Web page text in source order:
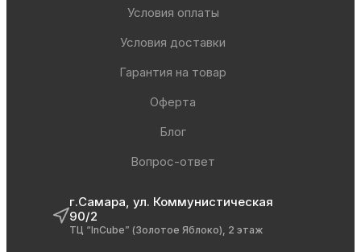
Условия оплаты
Условия доставки
Гарантия на товар
Оферта
Блог
Вопрос-ответ
г.Самара, ул. Коммунистическая
90/2
ТЦ “InCube” (Золотое Яблоко), 2 этаж